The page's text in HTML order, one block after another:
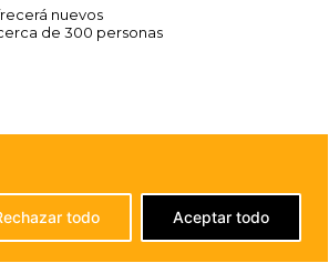
nuevos
de 300 personas